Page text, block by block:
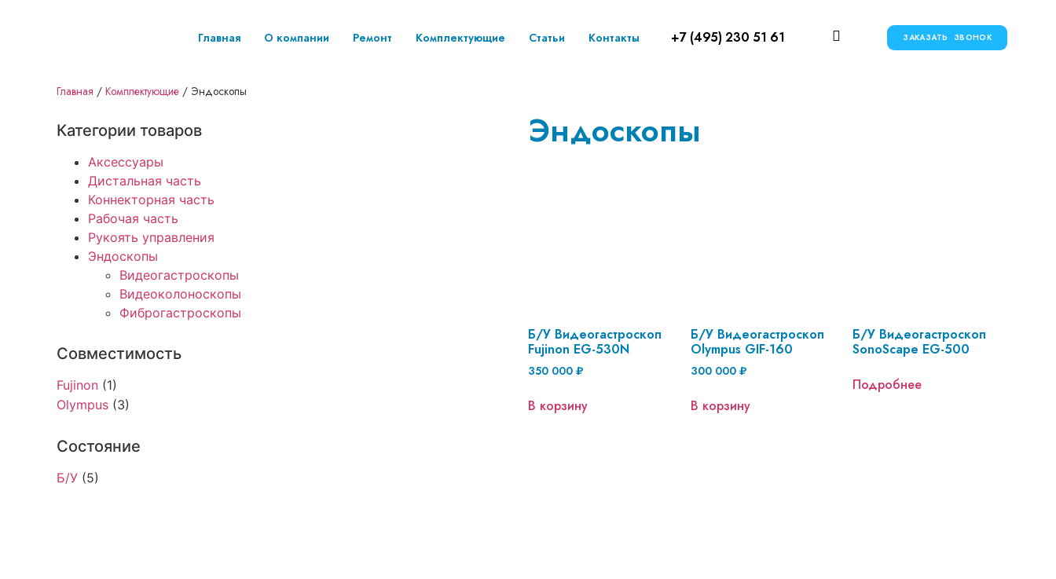
Главная О компании Ремонт Комплектующие Статьи Контакты +7 (495) 230 51 61 ЗАКАЗАТЬ ЗВОНОК
Главная / Комплектующие / Эндоскопы
Категории товаров
Аксессуары
Дистальная часть
Коннекторная часть
Рабочая часть
Рукоять управления
Эндоскопы
Видеогастроскопы
Видеоколоноскопы
Фиброгастроскопы
Совместимость
Fujinon (1)
Olympus (3)
Состояние
Б/У (5)
Эндоскопы
Б/У Видеогастроскоп
Fujinon EG-530N
350 000 ₽
В корзину
Б/У Видеогастроскоп
Olympus GIF-160
300 000 ₽
В корзину
Б/У Видеогастроскоп
SonoScape EG-500
Подробнее